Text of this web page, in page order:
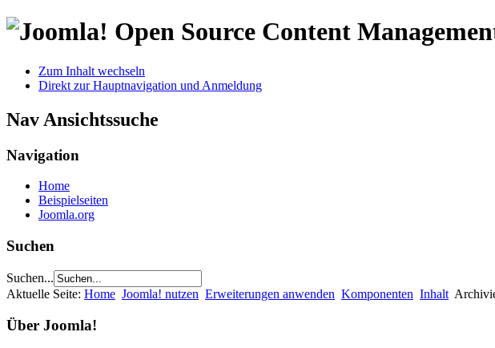
Open Source Content
Zum Inhalt wechseln
Direkt zur Hauptnavigation und Anmeldung
Nav Ansichtssuche
Navigation
Home
Beispielseiten
Joomla.org
Suchen
Suchen...
Aktuelle Seite: Home Joomla! nutzen Erweiterungen anwenden Komponenten Inhalt
Über Joomla!